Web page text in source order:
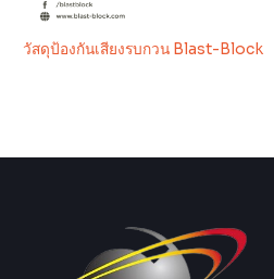
วัสดุป้องกันเสียงรบกวน Blast-Block